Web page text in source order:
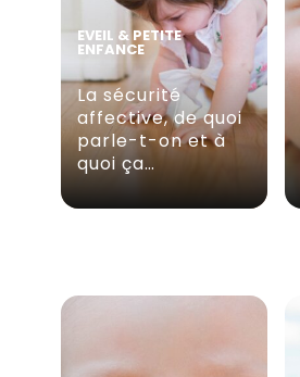
EVEIL & PETITE
ENFANCE
La sécurité
affective, de quoi
parle-t-on et à
quoi ça…